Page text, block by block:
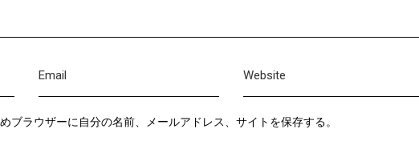
ブラウザーに自分の名前、メールアドレス、サイトを保存する。